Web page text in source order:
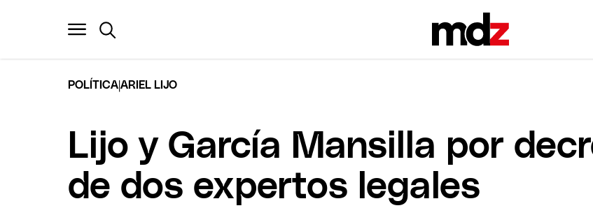
POLÍTICA|ARIEL LIJO
Lijo y García Mansilla por
de dos expertos legales